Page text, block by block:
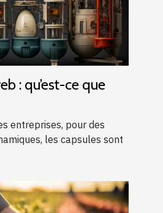
: qu’est-ce que
entreprises, pour des
les capsules sont